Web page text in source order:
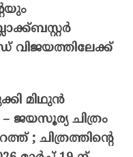
വിജയത്തിലേക്ക്
മിഥുൻ
ചിത്രം
; ചിത്രത്തിന്റെ